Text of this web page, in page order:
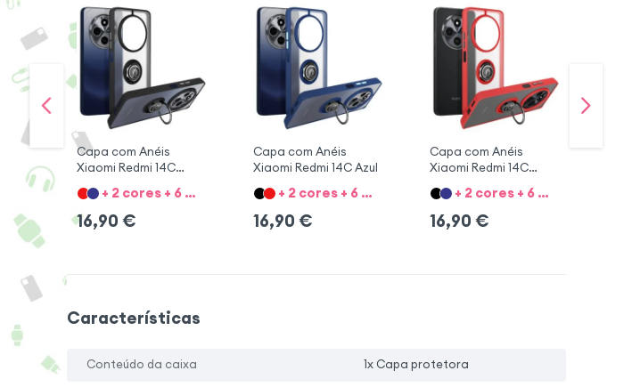
Capa com Anéis
Xiaomi Redmi 14C
Preto
+ 2 cores + 6 Opções
16,90 €
Capa com Anéis
Xiaomi Redmi 14C Azul
+ 2 cores + 6 Opções
16,90 €
Capa com Anéis
Xiaomi Redmi 14C
Vermelho
+ 2 cores + 6 Opções
16,90 €
Características
Conteúdo da caixa 1x Capa protetora